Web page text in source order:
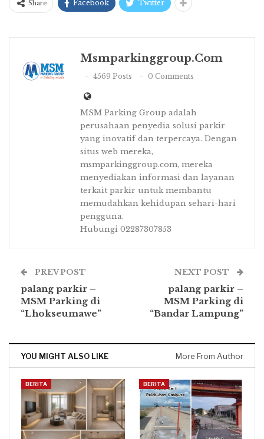
Share Facebook Twitter
Msmparkinggroup.com
4569 Posts 0 Comments
MSM Parking Group adalah
perusahaan penyedia solusi parkir
yang inovatif dan terpercaya. Dengan
situs web mereka,
msmparkinggroup.com, mereka
menyediakan informasi dan layanan
terkait parkir untuk membantu
memudahkan kehidupan sehari-hari
pengguna.
Hubungi 02287307853
PREV POST
palang parkir –
MSM Parking di
“Lhokseumawe”
NEXT POST
palang parkir –
MSM Parking di
“Bandar Lampung”
YOU MIGHT ALSO LIKE More From Author
BERITA BERITA